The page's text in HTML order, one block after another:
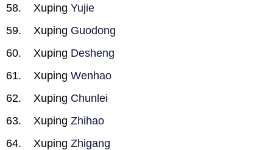
Xuping Yujie
Xuping Guodong
Xuping Desheng
Xuping Wenhao
Xuping Chunlei
Xuping Zhihao
Xuping Zhigang